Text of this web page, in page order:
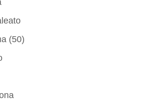
(50)